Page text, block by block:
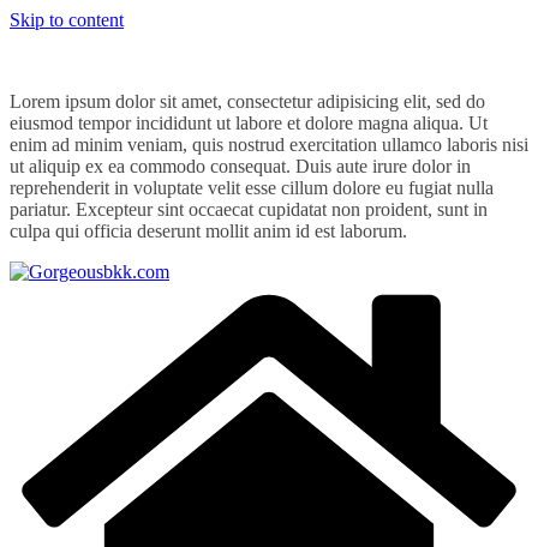
Skip to content
Lorem ipsum dolor sit amet, consectetur adipisicing elit, sed do
eiusmod tempor incididunt ut labore et dolore magna aliqua. Ut
enim ad minim veniam, quis nostrud exercitation ullamco laboris nisi
ut aliquip ex ea commodo consequat. Duis aute irure dolor in
reprehenderit in voluptate velit esse cillum dolore eu fugiat nulla
pariatur. Excepteur sint occaecat cupidatat non proident, sunt in
culpa qui officia deserunt mollit anim id est laborum.